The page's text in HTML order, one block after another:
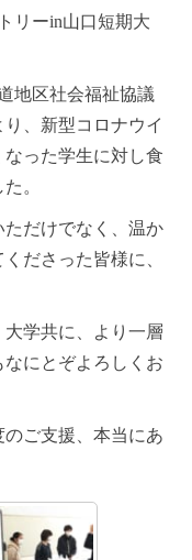
リーin山口短期大
地区社会福祉協議
、新型コロナウイ
った学生に対し食
。
だけでなく、温か
ださった皆様に、
学共に、より一層
にとぞよろしくお
ご支援、本当にあ